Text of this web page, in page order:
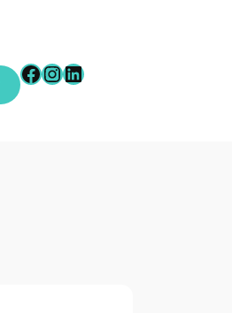
Facebook InstagramLinkedIn